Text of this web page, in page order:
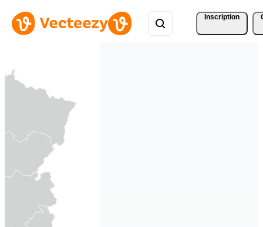
Inscription